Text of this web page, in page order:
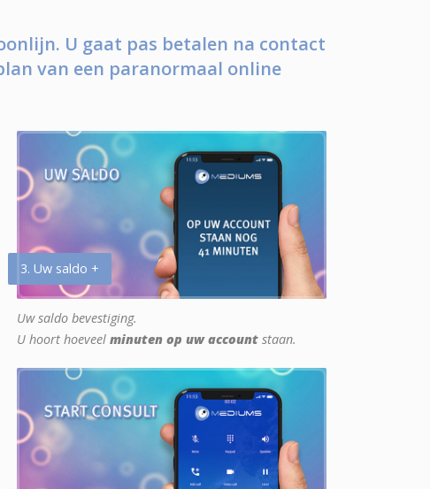
U gaat pas betalen na contact
van een paranormaal online
3. Uw saldo +
Uw saldo bevestiging.
U hoort hoeveel minuten op uw account staan.